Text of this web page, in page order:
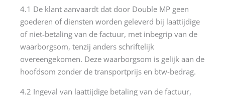
4.1 De klant aanvaardt dat door Double MP geen
goederen of diensten worden geleverd bij laattijdige
of niet-betaling van de factuur, met inbegrip van de
waarborgsom, tenzij anders schriftelijk
overeengekomen. Deze waarborgsom is gelijk aan de
hoofdsom zonder de transportprijs en btw-bedrag.
4.2 Ingeval van laattijdige betaling van de factuur,